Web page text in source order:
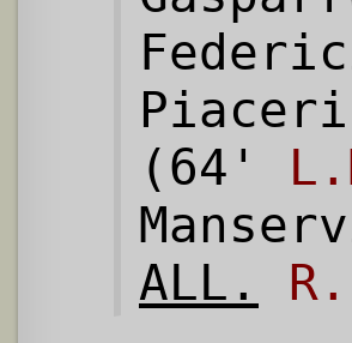
(64'
ALL.